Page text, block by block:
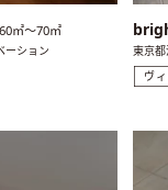
60㎡〜70㎡
ーション
東京
ヴ